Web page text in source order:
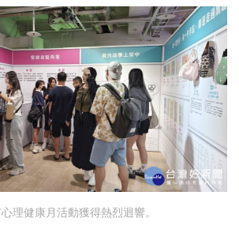
理健康月活動獲得熱烈迴響。